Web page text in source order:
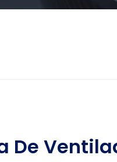
De